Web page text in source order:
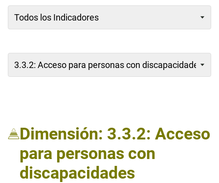
Dimensión: 3.3.2: Acceso
para personas con
discapacidades